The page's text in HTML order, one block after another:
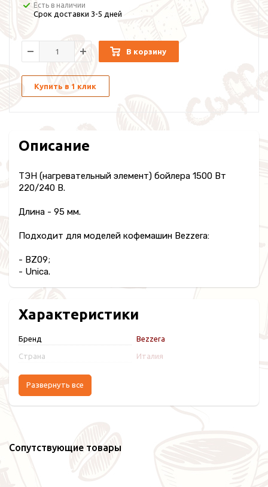
Есть в наличии
Срок доставки 3-5 дней
В корзину
Купить в 1 клик
Описание
ТЭН (нагревательный элемент) бойлера 1500 Вт
220/240 В.
Длина - 95 мм.
Подходит для моделей кофемашин Bezzera:
- BZ09;
- Unica.
Характеристики
Бренд Bezzera
Страна Италия
Развернуть все
Сопутствующие товары